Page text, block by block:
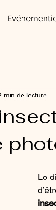
min de lecture
Le